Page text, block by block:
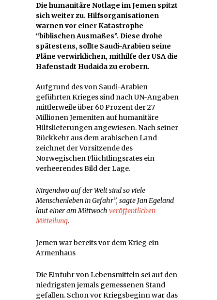
Die humanitäre Notlage im Jemen spitzt
sich weiter zu. Hilfsorganisationen
warnen vor einer Katastrophe
“biblischen Ausmaßes”. Diese drohe
spätestens, sollte Saudi-Arabien seine
Pläne verwirklichen, mithilfe der USA die
Hafenstadt Hudaida zu erobern.
Aufgrund des von Saudi-Arabien
geführten Krieges sind nach UN-Angaben
mittlerweile über 60 Prozent der 27
Millionen Jemeniten auf humanitäre
Hilfslieferungen angewiesen. Nach seiner
Rückkehr aus dem arabischen Land
zeichnet der Vorsitzende des
Norwegischen Flüchtlingsrates ein
verheerendes Bild der Lage.
Nirgendwo auf der Welt sind so viele
Menschenleben in Gefahr”, sagte Jan Egeland
laut einer am Mittwoch veröffentlichen
Mitteilung.
Jemen war bereits vor dem Krieg ein
Armenhaus
Die Einfuhr von Lebensmitteln sei auf den
niedrigsten jemals gemessenen Stand
gefallen. Schon vor Kriegsbeginn war das